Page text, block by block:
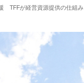
TFFが経営資源提供の仕組み